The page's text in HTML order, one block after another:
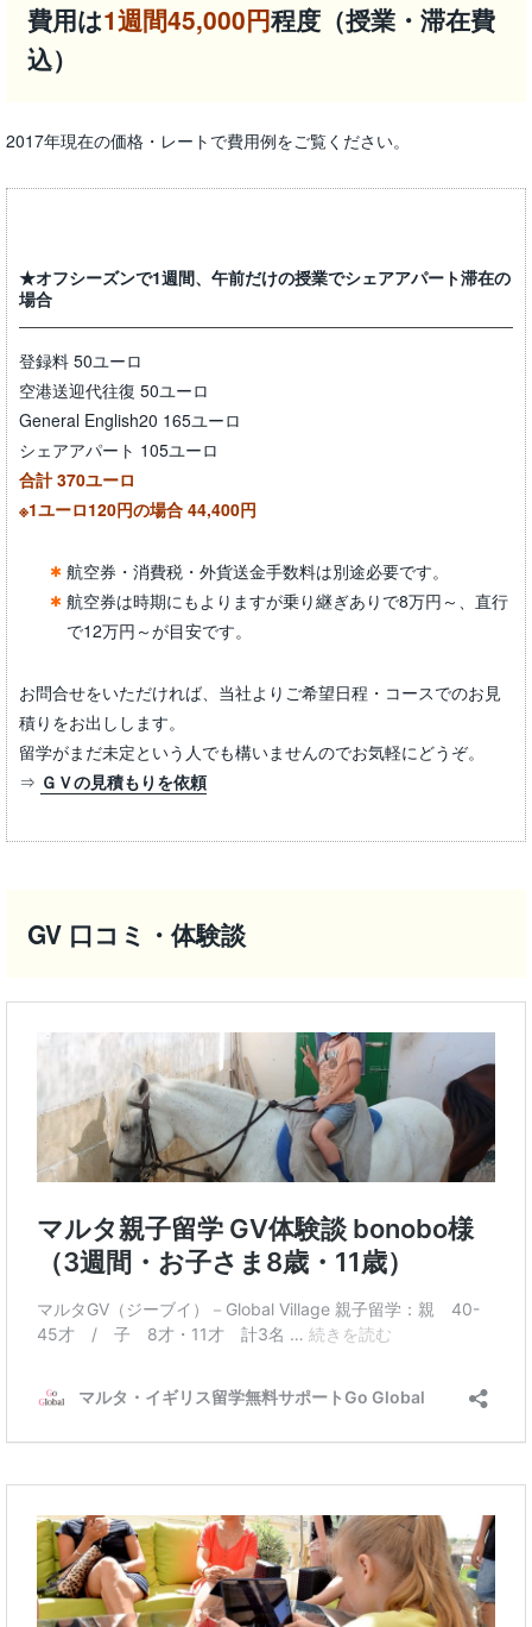
費用は1週間45,000円程度（授業・滞在費
込）
2017年現在の価格・レートで費用例をご覧ください。
★オフシーズンで1週間、午前だけの授業でシェアアパート滞在の
場合
登録料 50ユーロ
空港送迎代往復 50ユーロ
General English20 165ユーロ
シェアアパート 105ユーロ
合計 370ユーロ
※1ユーロ120円の場合 44,400円
航空券・消費税・外貨送金手数料は別途必要です。
航空券は時期にもよりますが乗り継ぎありで8万円～、直行
で12万円～が目安です。
お問合せをいただければ、当社よりご希望日程・コースでのお見
積りをお出しします。
留学がまだ未定という人でも構いませんのでお気軽にどうぞ。
⇒ ＧＶの見積もりを依頼
GV 口コミ・体験談